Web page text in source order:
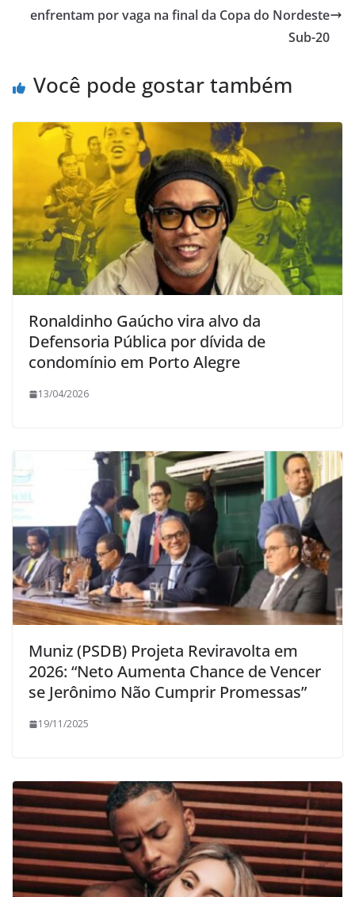
enfrentam por vaga na final da Copa do Nordeste
Sub-20
Você pode gostar também
Ronaldinho Gaúcho vira alvo da
Defensoria Pública por dívida de
condomínio em Porto Alegre
13/04/2026
Muniz (PSDB) Projeta Reviravolta em
2026: “Neto Aumenta Chance de Vencer
se Jerônimo Não Cumprir Promessas”
19/11/2025